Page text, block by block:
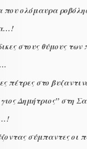
ολόμαυρα
στους θύμους
πέτρες στο
Δημήτριος” στη
σύμπαντες οι